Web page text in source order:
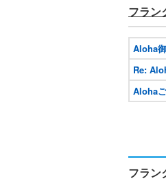
フラン
Aloha
Re:
Aloha
フラン